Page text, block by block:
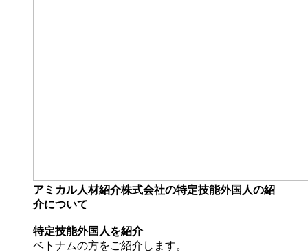
アミカル人材紹介株式会社の特定技能外国人の紹
介について
特定技能外国人を紹介
ベトナムの方をご紹介します。